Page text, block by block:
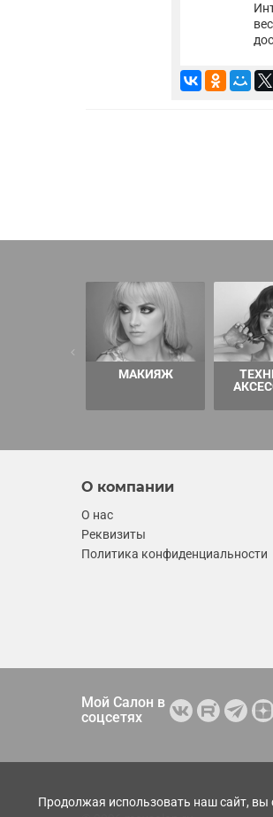
Продолжая использовать наш сайт, вы
МАКИЯЖ
О компании
О нас
Реквизиты
Политика конфиденциальности
Мой Салон в
соцсетях